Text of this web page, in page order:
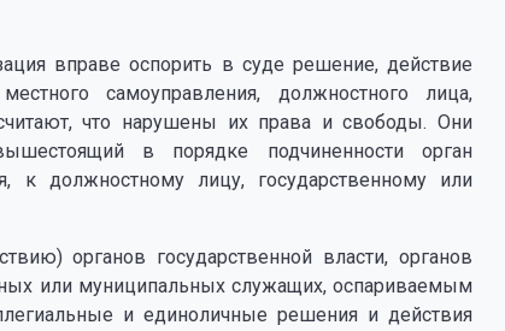
вправе оспорить в суде решение, действие
самоуправления, должностного лица,
что нарушены их права и свободы. Они
в порядке подчиненности орган
к должностному лицу, государственному или
органов государственной власти, органов
или муниципальных служащих, оспариваемым
и единоличные решения и действия